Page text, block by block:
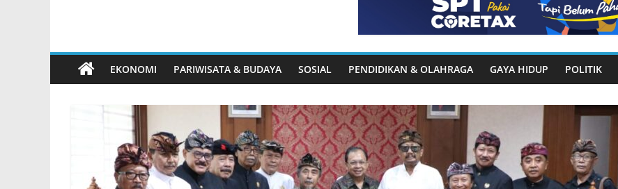
EKONOMI PARIWISATA & BUDAYA SOSIAL PENDIDIKAN & OLAHRAGA GAYA HIDUP POLITIK